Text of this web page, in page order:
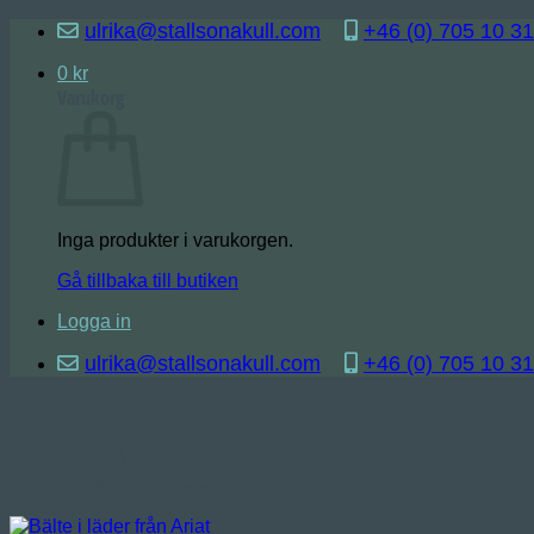
Skip
content
ulrika@stallsonakull.com +46 (0) 705 10
0 kr
Inga produkter i varukorgen.
Gå tillbaka till butiken
Logga in
ulrika@stallsonakull.com +46 (0) 705 10